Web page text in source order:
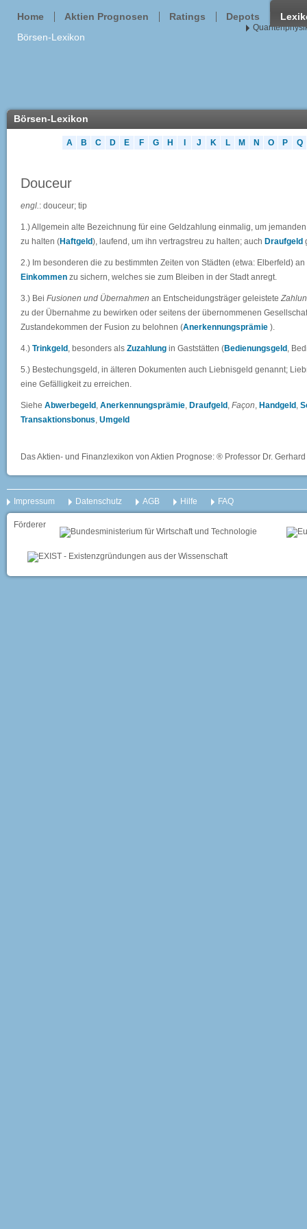
Home Aktien Prognosen Ratings Depots
Börsen-Lexikon
Börsen-Lexikon
A B C D E F G H J K L M N O P Q
Douceur
engl.: douceur; tip
1.) Allgemein alte Bezeichnung für eine Geldzahlung einmalig, um
zu halten (Haftgeld), laufend, um ihn vertragstreu zu halten; auch Draufgeld
2.) Im besonderen die zu bestimmten Zeiten von Städten (etwa: Elberfeld)
Einkommen zu sichern, welches sie zum Bleiben in der Stadt anregt.
3.) Bei Fusionen und Übernahmen an Entscheidungsträger geleistete
zu der Übernahme zu bewirken oder seitens der übernommenen
Zustandekommen der Fusion zu belohnen (Anerkennungsprämie ).
4.) Trinkgeld , besonders als Zuzahlung in Gaststätten (Bedienungsgeld ,
5.) Bestechungsgeld, in älteren Dokumenten auch Liebnisgeld genannt;
eine Gefälligkeit zu erreichen.
Siehe Abwerbegeld , Anerkennungsprämie, Draufgeld , Façon, Handgeld ,
Transaktionsbonus, Umgeld
Das Aktien- und Finanzlexikon von Aktien Prognose: ® Professor Dr.
Impressum Datenschutz AGB Hilfe FAQ
Förderer